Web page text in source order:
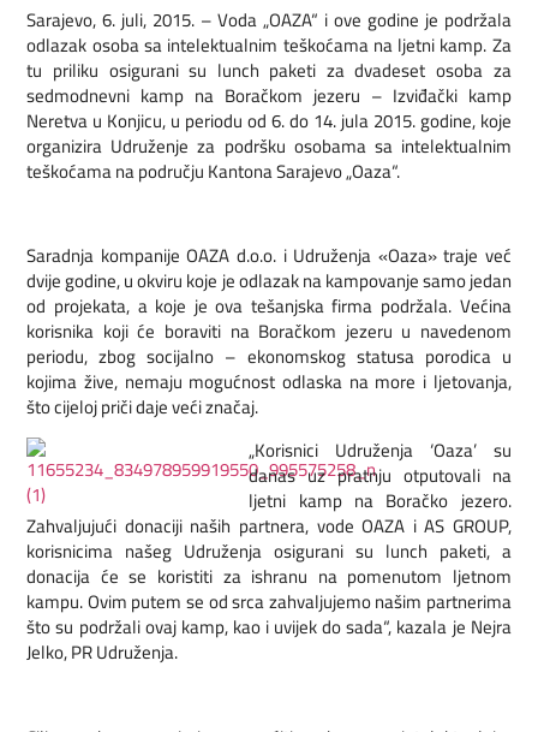
Sarajevo, 6. juli, 2015. – Voda „OAZA“ i ove godine je podržala
odlazak osoba sa intelektualnim teškoćama na ljetni kamp. Za
tu priliku osigurani su lunch paketi za dvadeset osoba za
sedmodnevni kamp na Boračkom jezeru – Izviđački kamp
Neretva u Konjicu, u periodu od 6. do 14. jula 2015. godine, koje
organizira Udruženje za podršku osobama sa intelektualnim
teškoćama na području Kantona Sarajevo „Oaza“.
Saradnja kompanije OAZA d.o.o. i Udruženja «Oaza» traje već
dvije godine, u okviru koje je odlazak na kampovanje samo jedan
od projekata, a koje je ova tešanjska firma podržala. Većina
korisnika koji će boraviti na Boračkom jezeru u navedenom
periodu, zbog socijalno – ekonomskog statusa porodica u
kojima žive, nemaju mogućnost odlaska na more i ljetovanja,
što cijeloj priči daje veći značaj.
„Korisnici Udruženja ‘Oaza’ su
danas uz pratnju otputovali na
ljetni kamp na Boračko jezero.
Zahvaljujući donaciji naših partnera, vode OAZA i AS GROUP,
korisnicima našeg Udruženja osigurani su lunch paketi, a
donacija će se koristiti za ishranu na pomenutom ljetnom
kampu. Ovim putem se od srca zahvaljujemo našim partnerima
što su podržali ovaj kamp, kao i uvijek do sada“, kazala je Nejra
Jelko, PR Udruženja.